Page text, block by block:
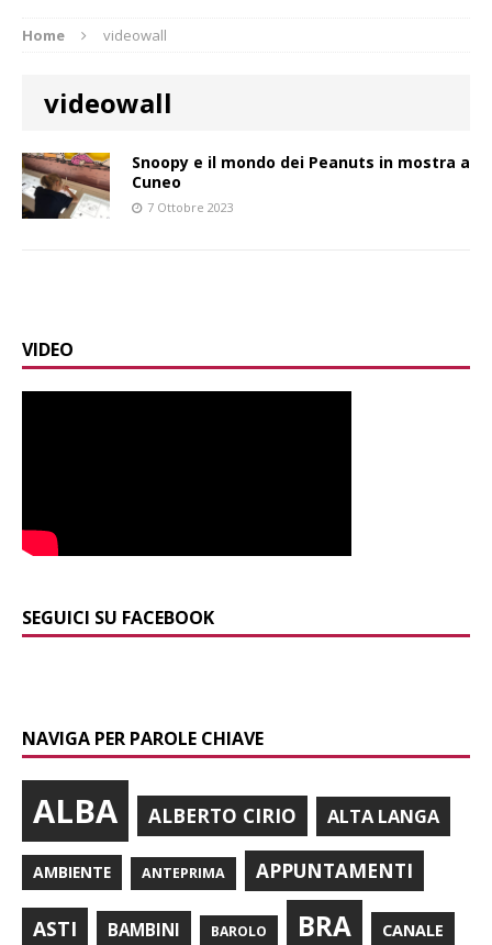
Home videowall
videowall
Snoopy e il mondo dei Peanuts in mostra a
Cuneo
7 Ottobre 2023
VIDEO
SEGUICI SU FACEBOOK
NAVIGA PER PAROLE CHIAVE
ALBA ALBERTO CIRIO ALTA LANGA
AMBIENTE ANTEPRIMA APPUNTAMENTI
ASTI BAMBINI BAROLO BRA CANALE